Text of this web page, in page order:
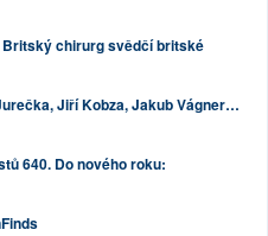
Britský chirurg svědčí britské
Jiří Kobza, Jakub Vágner…
640. Do nového roku: